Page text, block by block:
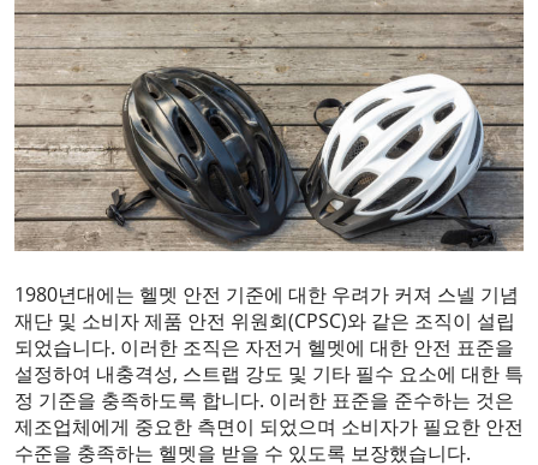
1980년대에는 헬멧 안전 기준에 대한 우려가 커져 스넬 기념
재단 및 소비자 제품 안전 위원회(CPSC)와 같은 조직이 설립
되었습니다. 이러한 조직은 자전거 헬멧에 대한 안전 표준을
설정하여 내충격성, 스트랩 강도 및 기타 필수 요소에 대한 특
정 기준을 충족하도록 합니다. 이러한 표준을 준수하는 것은
제조업체에게 중요한 측면이 되었으며 소비자가 필요한 안전
수준을 충족하는 헬멧을 받을 수 있도록 보장했습니다.